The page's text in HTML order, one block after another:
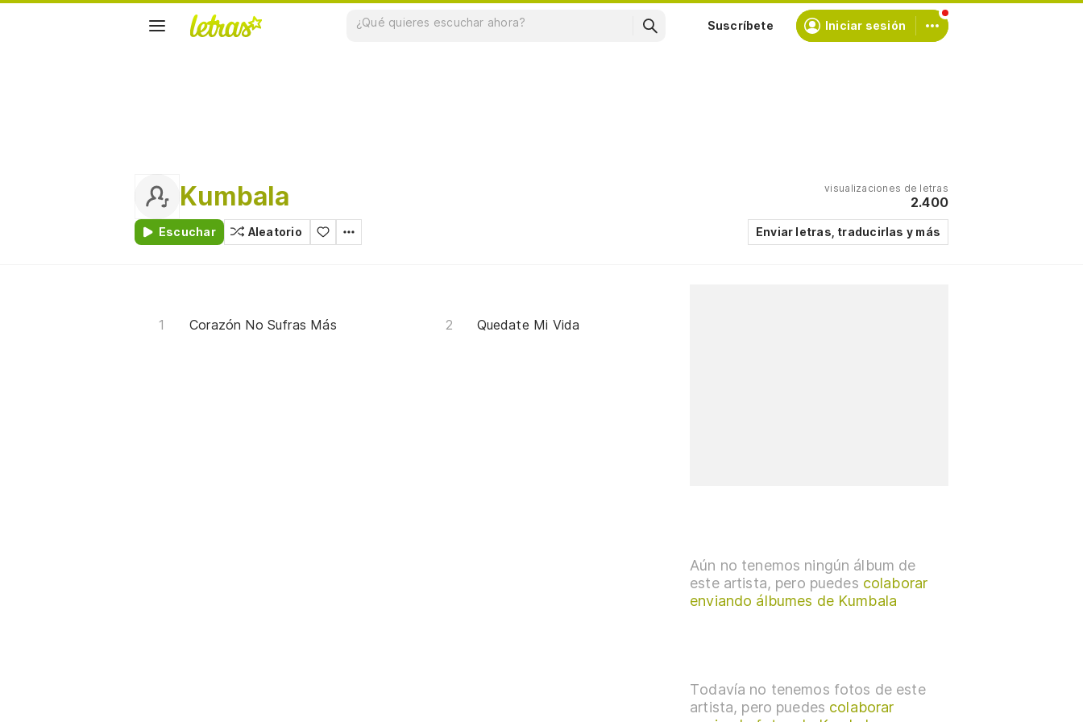
Suscríbete Iniciar sesión
Kumbala
Escuchar Aleatorio
visualizaciones de letras
2.400
Enviar letras, traducirlas y más
Corazón No Sufras Más Quedate Mi Vida
Aún no tenemos ningún álbum de
este artista, pero puedes colaborar
enviando álbumes de Kumbala
Todavía no tenemos fotos de este
artista, pero puedes colaborar